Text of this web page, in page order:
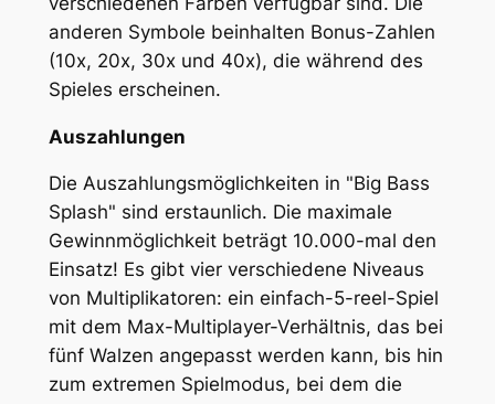
anderen Symbole beinhalten Bonus-Zahlen
(10x, 20x, 30x und 40x), die während des
Spieles erscheinen.
Auszahlungen
Die Auszahlungsmöglichkeiten in "Big Bass
Splash" sind erstaunlich. Die maximale
Gewinnmöglichkeit beträgt 10.000-mal den
Einsatz! Es gibt vier verschiedene Niveaus
von Multiplikatoren: ein einfach-5-reel-Spiel
mit dem Max-Multiplayer-Verhältnis, das bei
fünf Walzen angepasst werden kann, bis hin
zum extremen Spielmodus, bei dem die